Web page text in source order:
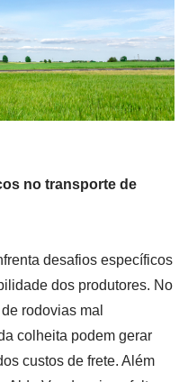
no transporte de
desafios específicos
dos produtores. No
rodovias mal
colheita podem gerar
custos de frete. Além